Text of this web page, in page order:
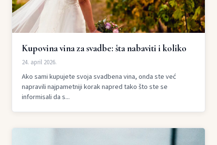
Kupovina vina za svadbe: šta nabaviti i koliko
24. april 2026.
Ako sami kupujete svoja svadbena vina, onda ste već
napravili najpametniji korak napred tako što ste se
informisali da s...